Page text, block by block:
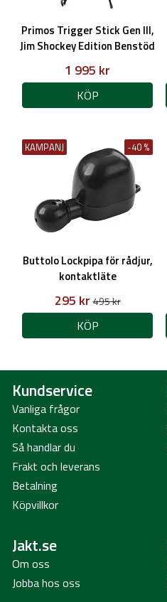
Primos Trigger Stick Gen III,
Jim Shockey Edition Benstöd
1 995 kr
KÖP
KAMPANJ -40 %
Buttolo Lockpipa för rådjur,
kontaktläte
295 kr495 kr
KÖP
Kundservice
Vanliga frågor
Kontakta oss
Så handlar du
Frakt och leverans
Betalning
Köpvillkor
Jakt.se
Om oss
Jobba hos oss